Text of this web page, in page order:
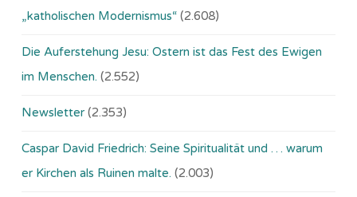
„katholischen Modernismus“ (2.608)
Die Auferstehung Jesu: Ostern ist das Fest des Ewigen
im Menschen. (2.552)
Newsletter (2.353)
Caspar David Friedrich: Seine Spiritualität und … warum
er Kirchen als Ruinen malte. (2.003)